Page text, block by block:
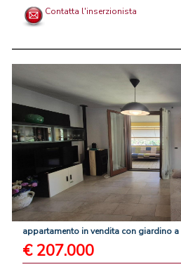
Contatta l'inserzionista
appartamento invendita con giardino a
€ 207.000